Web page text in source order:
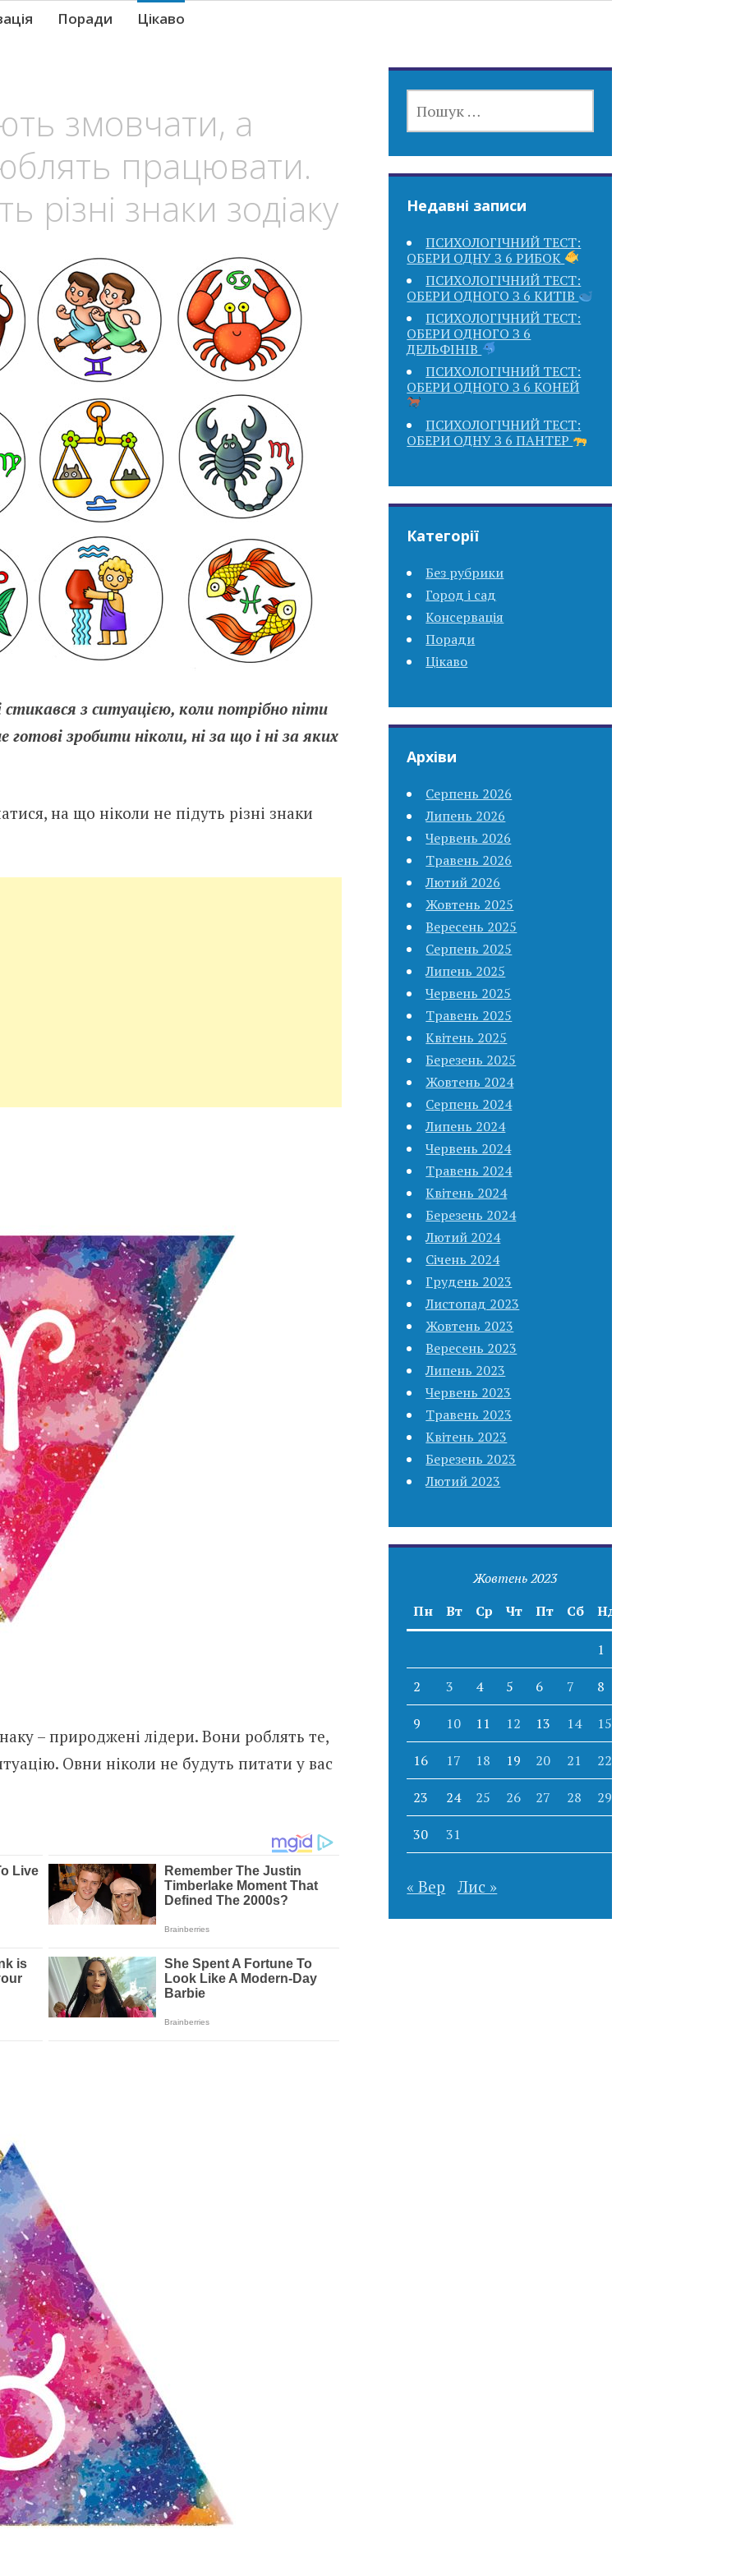
Поради Цікаво
змовчати, а
працювати.
різні знаки зодіаку
з ситуацією, коли потрібно піти
готові зробити ніколи, ні за що і ні за яких
на що ніколи не підуть різні знаки
– природжені лідери. Вони роблять те,
Овни ніколи не будуть питати у вас
Недавні записи
ПСИХОЛОГІЧНИЙ ТЕСТ:
ОБЕРИ ОДНУ З 6 РИБОК
ПСИХОЛОГІЧНИЙ ТЕСТ:
ОБЕРИ ОДНОГО З 6 КИТІВ
ПСИХОЛОГІЧНИЙ ТЕСТ:
ОБЕРИ ОДНОГО З 6
ДЕЛЬФІНІВ
ПСИХОЛОГІЧНИЙ ТЕСТ:
ОБЕРИ ОДНОГО З 6 КОНЕЙ
ПСИХОЛОГІЧНИЙ ТЕСТ:
ОБЕРИ ОДНУ З 6 ПАНТЕР
Категорії
Без рубрики
Город і сад
Консервація
Поради
Цікаво
Архіви
Серпень 2026
Липень 2026
Червень 2026
Травень 2026
Лютий 2026
Жовтень 2025
Вересень 2025
Серпень 2025
Липень 2025
Червень 2025
Травень 2025
Квітень 2025
Березень 2025
Жовтень 2024
Серпень 2024
Липень 2024
Червень 2024
Травень 2024
Квітень 2024
Березень 2024
Лютий 2024
Січень 2024
Грудень 2023
Листопад 2023
Жовтень 2023
Вересень 2023
Липень 2023
Червень 2023
Травень 2023
Квітень 2023
Березень 2023
Лютий 2023
Жовтень 2023
Пн
Вт Ср Чт Пт Сб Нд
1
2 3 4 5 6 7 8
9 10 11 12 13 14 15
16 17 18 19 20 21 22
23 24 25 26 27 28 29
30 31
« Вер Лис »